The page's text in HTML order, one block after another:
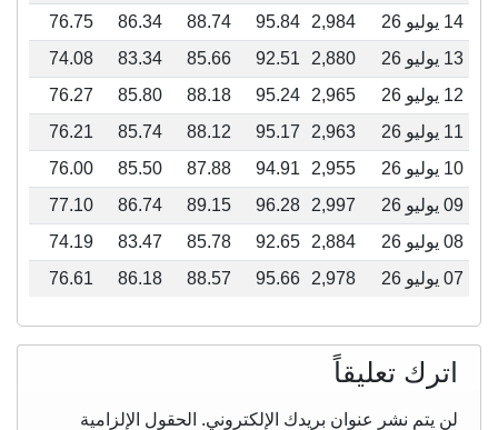
14 يوليو 26
2,984
95.84
88.74
86.34
76.75
13 يوليو 26
2,880
92.51
85.66
83.34
74.08
12 يوليو 26
2,965
95.24
88.18
85.80
76.27
11 يوليو 26
2,963
95.17
88.12
85.74
76.21
10 يوليو 26
2,955
94.91
87.88
85.50
76.00
09 يوليو 26
2,997
96.28
89.15
86.74
77.10
08 يوليو 26
2,884
92.65
85.78
83.47
74.19
07 يوليو 26
2,978
95.66
88.57
86.18
76.61
اترك تعليقاً
لن يتم نشر عنوان بريدك الإلكتروني. الحقول الإلزامية